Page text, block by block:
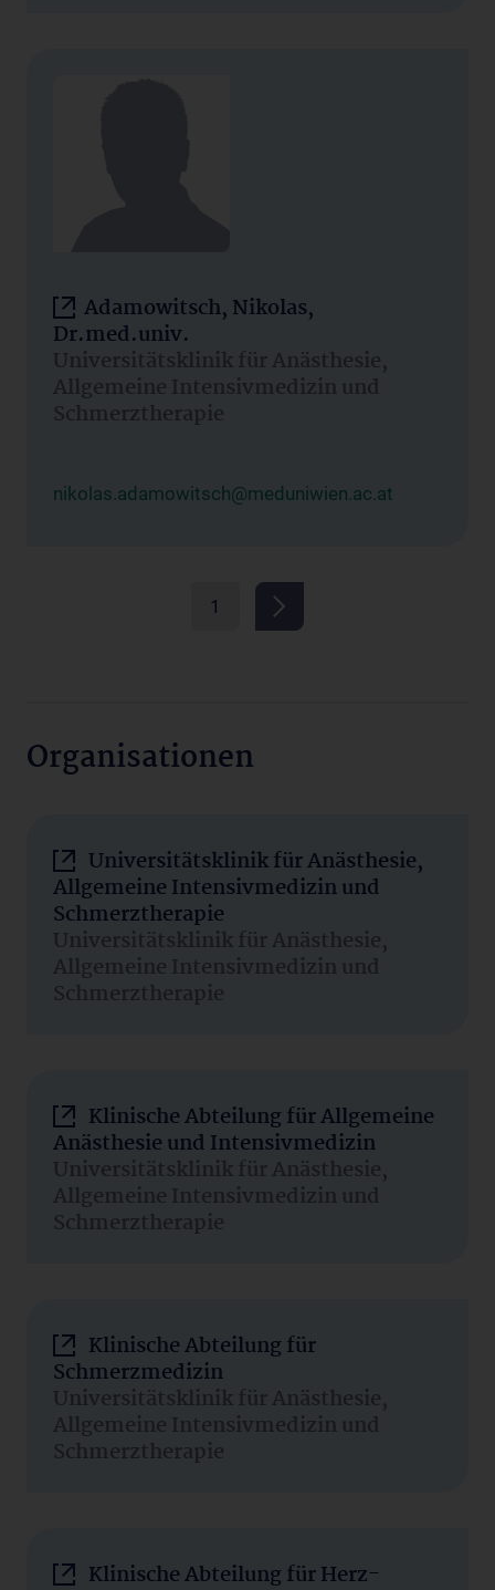
Adamowitsch, Nikolas,
Dr.med.univ.
Universitätsklinik für Anästhesie,
Allgemeine Intensivmedizin und
Schmerztherapie
nikolas.adamowitsch@meduniwien.ac.at
1
Organisationen
Universitätsklinik für Anästhesie,
Allgemeine Intensivmedizin und
Schmerztherapie
Universitätsklinik für Anästhesie,
Allgemeine Intensivmedizin und
Schmerztherapie
Klinische Abteilung für Allgemeine
Anästhesie und Intensivmedizin
Universitätsklinik für Anästhesie,
Allgemeine Intensivmedizin und
Schmerztherapie
Klinische Abteilung für
Schmerzmedizin
Universitätsklinik für Anästhesie,
Allgemeine Intensivmedizin und
Schmerztherapie
Klinische Abteilung für Herz-